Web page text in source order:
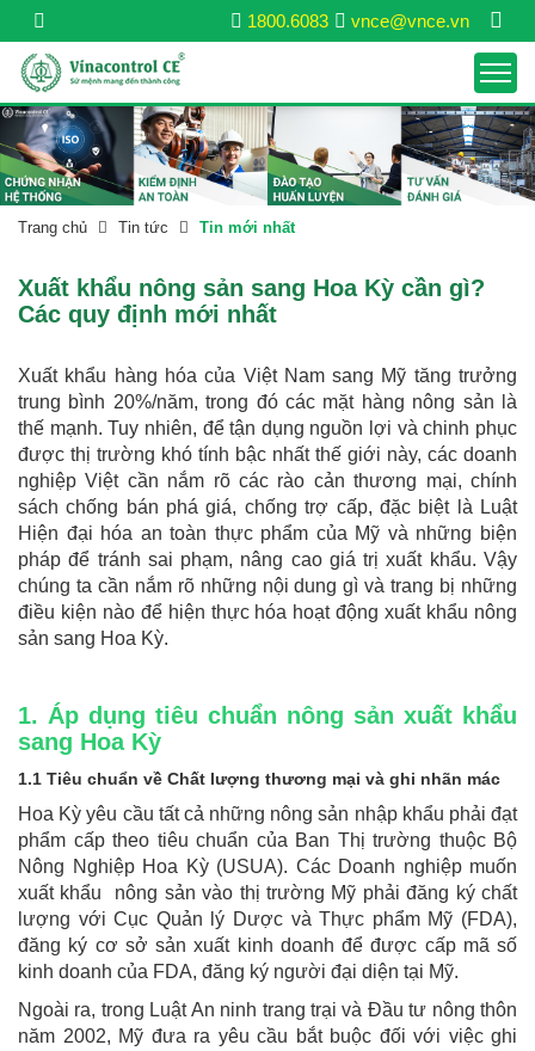
vnce@vnce.vn
1800.6083
Trang chủ Tin tức Tin mới nhất
Xuất khẩu nông sản sang Hoa Kỳ cần gì?
Các quy định mới nhất
Xuất khẩu hàng hóa của Việt Nam sang Mỹ tăng trưởng
trung bình 20%/năm, trong đó các mặt hàng nông sản là
thế mạnh. Tuy nhiên, để tận dụng nguồn lợi và chinh phục
được thị trường khó tính bậc nhất thế giới này, các doanh
nghiệp Việt cần nắm rõ các rào cản thương mại, chính
sách chống bán phá giá, chống trợ cấp, đặc biệt là Luật
Hiện đại hóa an toàn thực phẩm của Mỹ và những biện
pháp để tránh sai phạm, nâng cao giá trị xuất khẩu. Vậy
chúng ta cần nắm rõ những nội dung gì và trang bị những
điều kiện nào để hiện thực hóa hoạt động xuất khẩu nông
sản sang Hoa Kỳ.
1. Áp dụng tiêu chuẩn nông sản xuất khẩu
sang Hoa Kỳ
1.1 Tiêu chuẩn về Chất lượng thương mại và ghi nhãn mác
Hoa Kỳ yêu cầu tất cả những nông sản nhập khẩu phải đạt
phẩm cấp theo tiêu chuẩn của Ban Thị trường thuộc Bộ
Nông Nghiệp Hoa Kỳ (USUA). Các Doanh nghiệp muốn
xuất khẩu nông sản vào thị trường Mỹ phải đăng ký chất
lượng với Cục Quản lý Dược và Thực phẩm Mỹ (FDA),
đăng ký cơ sở sản xuất kinh doanh để được cấp mã số
kinh doanh của FDA, đăng ký người đại diện tại Mỹ.
Ngoài ra, trong Luật An ninh trang trại và Đầu tư nông thôn
năm 2002, Mỹ đưa ra yêu cầu bắt buộc đối với việc ghi